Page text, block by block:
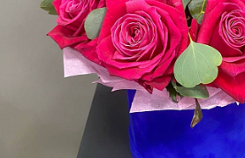
БЫСТРАЯ
Я принимаю Политику
Правила использования
продаем ваши данные и храним